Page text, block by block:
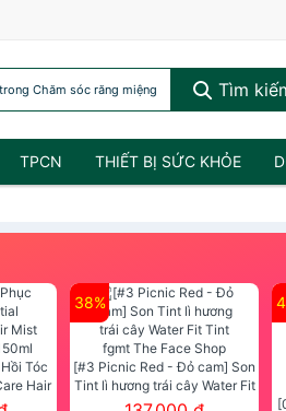
Chăm sóc răng miệng Tìm
TPCN THIẾT BỊ SỨC KHỎE
Tóc
Hair
150ml
38%
[#3 Picnic Red - Đỏ cam] Son
Tint lì hương trái cây Water Fit
Tint fgmt The Face Shop